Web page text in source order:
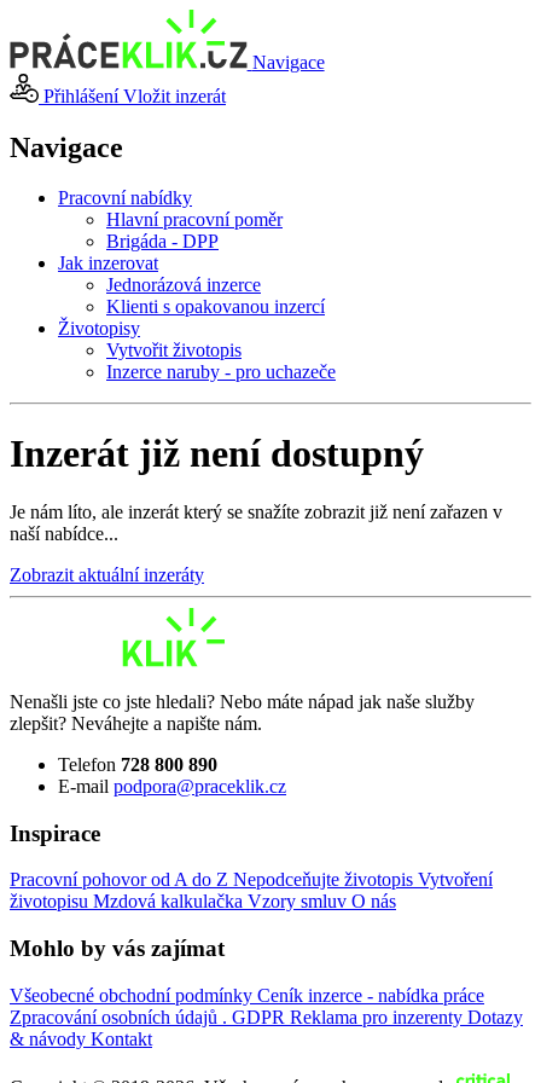
Navigace
PřihlášeníVložit inzerát
Navigace
Pracovní nabídky
Hlavní pracovní poměr
Brigáda - DPP
Jak inzerovat
Jednorázová inzerce
Klienti s opakovanou inzercí
Životopisy
Vytvořit životopis
Inzerce naruby - pro uchazeče
Inzerát již není dostupný
Je nám líto, ale inzerát který se snažíte zobrazit již není zařazen v
naší nabídce...
Zobrazit aktuální inzeráty
Nenašli jste co jste hledali? Nebo máte nápad jak naše služby
zlepšit? Neváhejte a napište nám.
Telefon 728 800 890
E-mail podpora@praceklik.cz
Inspirace
Pracovní pohovor od A do Z Nepodceňujte životopis Vytvoření
životopisu Mzdová kalkulačka Vzory smluv O nás
Mohlo by vás zajímat
Všeobecné obchodní podmínky Ceník inzerce - nabídka práce
Zpracování osobních údajů . GDPR Reklama pro inzerenty Dotazy
& návody Kontakt